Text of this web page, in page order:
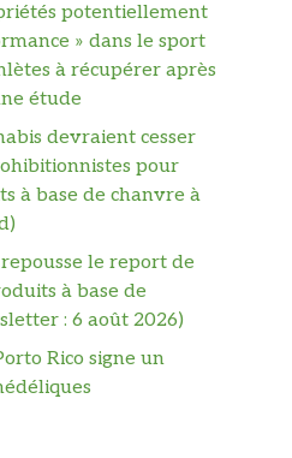
potentiellement
» dans le sport
à récupérer après
étude
devraient cesser
pour
à base de chanvre à
le report de
à base de
: 6 août 2026)
Rico signe un